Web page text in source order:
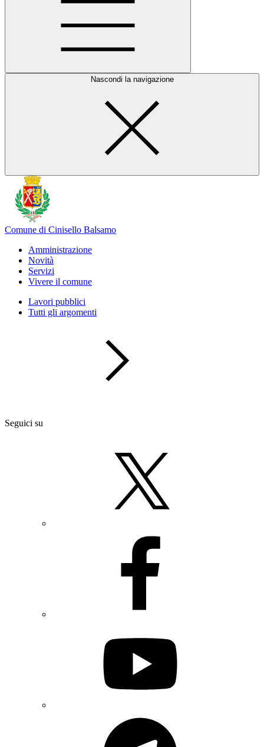
Nascondi la navigazione
Comune di Cinisello Balsamo
Amministrazione
Novità
Servizi
Vivere il comune
Lavori pubblici
Tutti gli argomenti
Seguici su